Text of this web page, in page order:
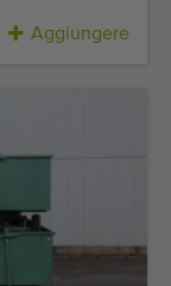
Aggiungere